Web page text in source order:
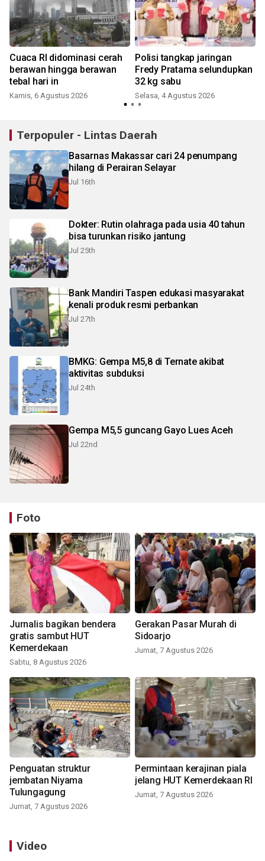
Cuaca RI didominasi cerah
berawan hingga berawan
tebal hari in
Kamis, 6 Agustus 2026
Polisi tangkap jaringan
Fredy Pratama selundupkan
32 kg sabu
Selasa, 4 Agustus 2026
Terpopuler - Lintas Daerah
Basarnas Makassar cari 24 penumpang
hilang di Perairan Selayar
Jul 16th
Dokter: Rutin olahraga pada usia 40 tahun
bisa turunkan risiko jantung
Jul 25th
Bank Mandiri Taspen edukasi masyarakat
kenali produk resmi perbankan
Jul 27th
BMKG: Gempa M5,8 di Ternate akibat
aktivitas subduksi
Jul 24th
Gempa M5,5 guncang Gayo Lues Aceh
Jul 22nd
Foto
Jurnalis bagikan bendera
gratis sambut HUT
Kemerdekaan
Sabtu, 8 Agustus 2026
Gerakan Pasar Murah di
Sidoarjo
Jumat, 7 Agustus 2026
Penguatan struktur
jembatan Niyama
Tulungagung
Jumat, 7 Agustus 2026
Permintaan kerajinan piala
jelang HUT Kemerdekaan RI
Jumat, 7 Agustus 2026
Video